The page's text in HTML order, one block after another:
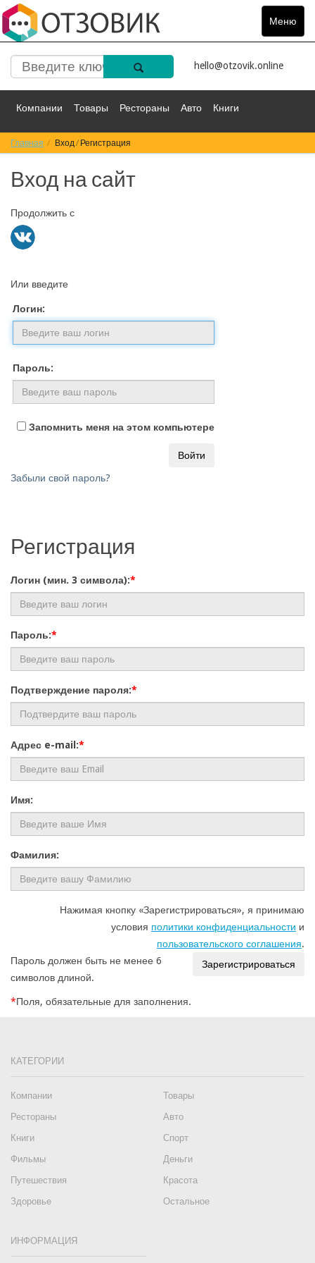
Меню
Toggle
hello@otzovik.online
Компании Товары Рестораны Авто Книги
Спорт Фильмы Деньги
Красота Здоровье Остальное
Главная Вход / Регистрация
Вход на сайт
Продолжить с
Или введите
Логин:
Пароль:
Запомнить меня на этом компьютере
Забыли свой пароль?
Регистрация
Логин (мин. 3 символа):*
Пароль:*
Подтверждение пароля:*
Адрес e-mail:*
Имя:
Фамилия:
Нажимая кнопку «Зарегистрироваться», я принимаю
условия политики конфиденциальности и
пользовательского соглашения.
Пароль должен быть не менее 6
символов длиной.
*Поля, обязательные для заполнения.
КАТЕГОРИИ
Компании
Товары
Рестораны
Авто
Книги
Спорт
Фильмы
Деньги
Путешествия
Красота
Здоровье
Остальное
ИНФОРМАЦИЯ